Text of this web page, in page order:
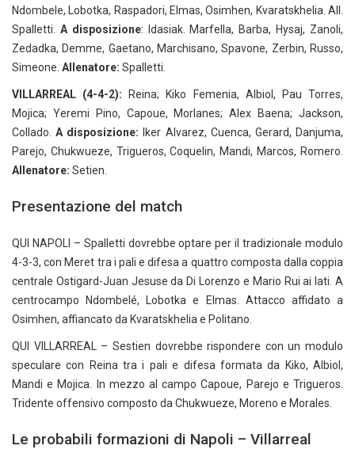
Ndombele, Lobotka, Raspadori, Elmas, Osimhen, Kvaratskhelia. All.
Spalletti. A disposizione: Idasiak. Marfella, Barba, Hysaj, Zanoli,
Zedadka, Demme, Gaetano, Marchisano, Spavone, Zerbin, Russo,
Simeone. Allenatore: Spalletti.
VILLARREAL (4-4-2): Reina; Kiko Femenia, Albiol, Pau Torres,
Mojica; Yeremi Pino, Capoue, Morlanes; Alex Baena; Jackson,
Collado.A disposizione: Iker Alvarez, Cuenca, Gerard, Danjuma,
Parejo, Chukwueze, Trigueros, Coquelin, Mandi, Marcos, Romero.
Allenatore: Setien.
Presentazione del match
QUI NAPOLI – Spalletti dovrebbe optare per il tradizionale modulo
4-3-3, con Meret tra i pali e difesa a quattro composta dalla coppia
centrale Ostigard-Juan Jesuse da Di Lorenzo e Mario Rui ai lati. A
centrocampo Ndombelé, Lobotka e Elmas. Attacco affidato a
Osimhen, affiancato da Kvaratskhelia e Politano.
QUI VILLARREAL – Sestien dovrebbe rispondere con un modulo
speculare con Reina tra i pali e difesa formata da Kiko, Albiol,
Mandi e Mojica. In mezzo al campo Capoue, Parejo e Trigueros.
Tridente offensivo composto da Chukwueze, Moreno e Morales.
Le probabili formazioni di Napoli – Villarreal